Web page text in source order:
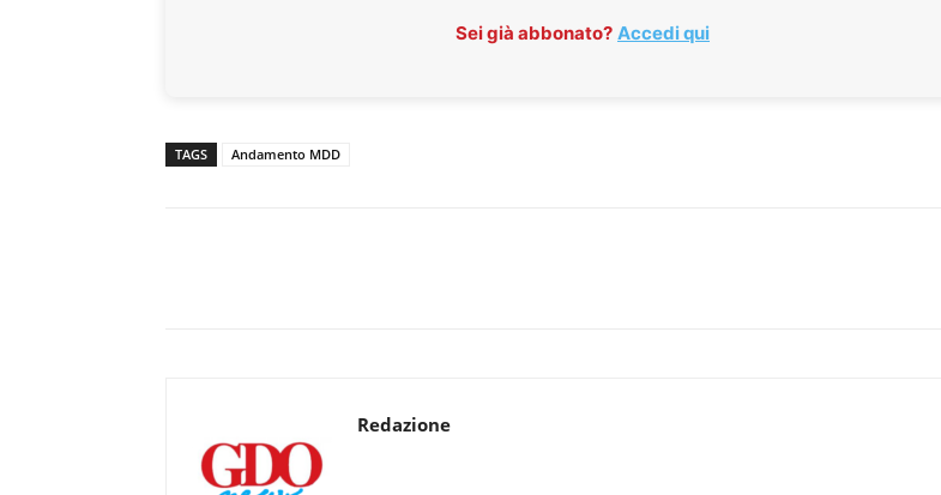
Sei già abbonato? Accedi qui
TAGS Andamento MDD
Redazione